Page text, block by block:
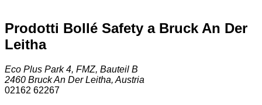
Prodotti Bollé Safety a Bruck An Der
Leitha
Eco Plus Park 4, FMZ, Bauteil B
2460 Bruck An Der Leitha, Austria
02162 62267